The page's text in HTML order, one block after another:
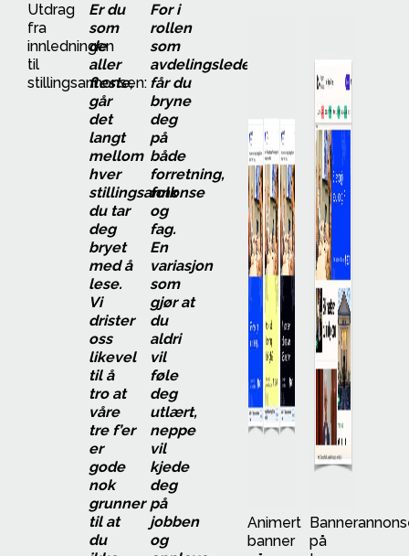
Utdrag
fra
innledningen
til
stillingsannonsen:
Er du
som
de
aller
fleste,
går
det
langt
mellom
hver
stillingsannonse
du tar
deg
bryet
med å
lese.
Vi
drister
oss
likevel
til å
tro at
våre
tre f’er
er
gode
nok
grunner
til at
du
For i
rollen
som
avdelingsleder
får du
bryne
deg
på
både
forretning,
folk
og
fag.
En
variasjon
som
gjør at
du
aldri
vil
føle
deg
utlært,
neppe
vil
kjede
deg
på
jobben
og
Animert
banner
på